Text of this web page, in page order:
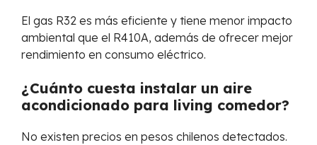
El gas R32 es más eficiente y tiene menor impacto
ambiental que el R410A, además de ofrecer mejor
rendimiento en consumo eléctrico.
¿Cuánto cuesta instalar un aire
acondicionado para living comedor?
No existen precios en pesos chilenos detectados.